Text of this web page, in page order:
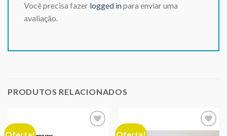
Você precisa fazer logged inpara enviar uma
avaliação.
PRODUTOS RELACIONADOS